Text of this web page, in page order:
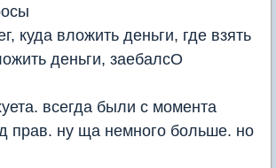
куда вложить деньги, где взять
деньги, заебалсО
всегда были с момента
прав. ну ща немного больше. но